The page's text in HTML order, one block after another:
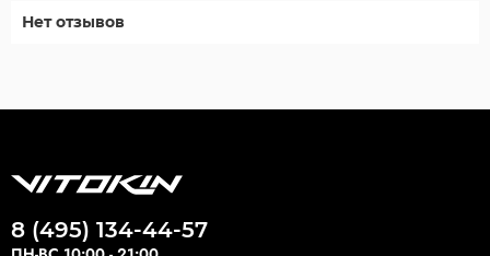
Нет отзывов
8 (495) 134-44-57